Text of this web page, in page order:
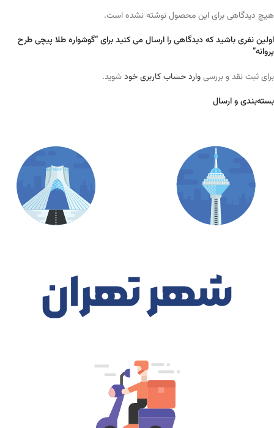
هیچ دیدگاهی برای این محصول نوشته نشده است.
اولین نفری باشید که دیدگاهی را ارسال می کنید برای “گوشواره طلا پیچی طرح
پروانه”
برای ثبت نقد و بررسیوارد حساب کاربری خودشوید.
بسته‌بندی و ارسال